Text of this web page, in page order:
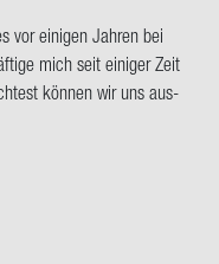
vor ei­ni­gen Jah­ren bei
mich seit ei­ni­ger Zeit
kön­nen wir uns aus­